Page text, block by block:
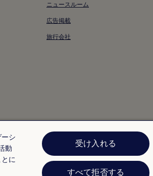
ニュースルーム
広告掲載
旅行会社
の 24 時間以上前までにキャンセルすることを条件
company. All rights reserved. Hotels.com および
シ
動
に
受け入れる
すべて拒否する